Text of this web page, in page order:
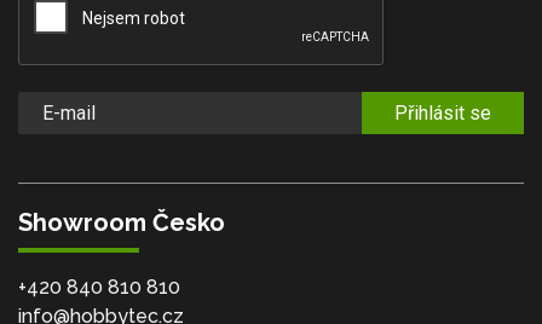
Přihlásit se
Showroom Česko
+420 840 810 810
info@hobbytec.cz